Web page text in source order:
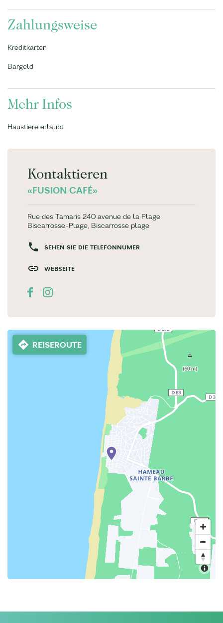
Zahlungsweise
Kreditkarten
Bargeld
Mehr Infos
Haustiere erlaubt
Kontaktieren
«FUSION CAFÉ»
Rue des Tamaris 240 avenue de la Plage
Biscarrosse-Plage, Biscarrosse plage
SEHEN SIE DIE TELEFONNUMER
WEBSEITE
REISEROUTE